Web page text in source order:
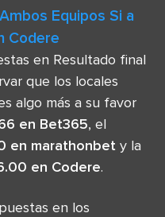
Equipos Si a
Codere
en Resultado final
que los locales
algo más a su favor
en Bet365, el
en marathonbet y la
en Codere.
en los